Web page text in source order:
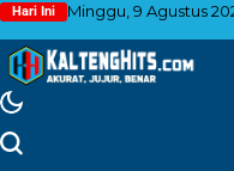
Hari Ini Minggu, 9 Agustus